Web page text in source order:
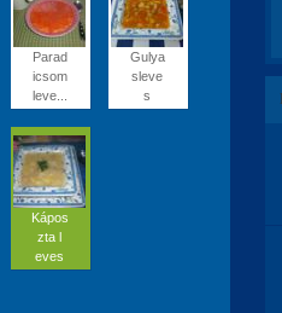
Parad
icsom
leve...
Gulya
sleve
s
Kápos
zta l
eves